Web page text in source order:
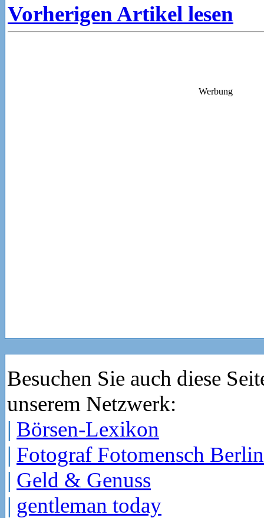
Vorherigen Artikel lesen
Werbung
Besuchen Sie auch diese
unserem Netzwerk:
| Börsen-Lexikon
| Fotograf Fotomensch Berlin
| Geld & Genuss
| gentleman today